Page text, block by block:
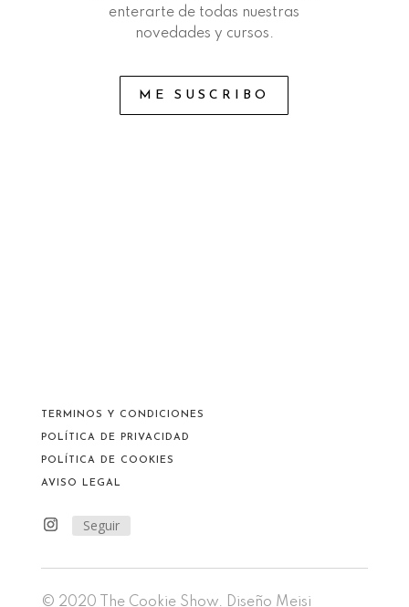
enterarte de todas nuestras
novedades y cursos.
ME SUSCRIBO
TERMINOS Y CONDICIONES
POLÍTICA DE PRIVACIDAD
POLÍTICA DE COOKIES
AVISO LEGAL
Seguir
© 2020 The Cookie Show. Diseño Meisi